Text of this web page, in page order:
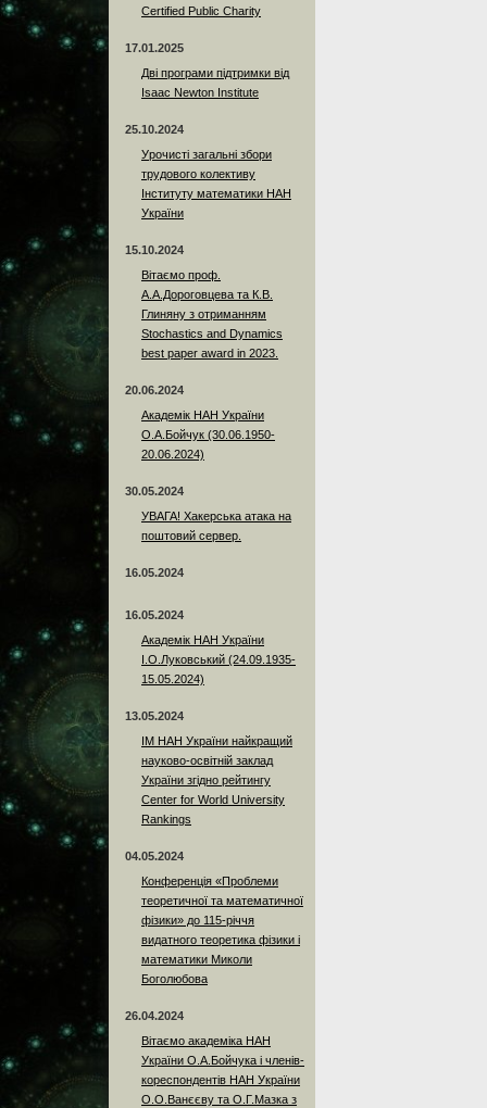
Certified Public Charity
17.01.2025
Дві програми підтримки від
Isaac Newton Institute
25.10.2024
Урочисті загальні збори
трудового колективу
Інституту математики НАН
України
15.10.2024
Вітаємо проф.
А.А.Дороговцева та К.В.
Глиняну з отриманням
Stochastics and Dynamics
best paper award in 2023.
20.06.2024
Академік НАН України
О.А.Бойчук (30.06.1950-
20.06.2024)
30.05.2024
УВАГА! Хакерська атака на
поштовий сервер.
16.05.2024
16.05.2024
Академік НАН України
І.О.Луковський (24.09.1935-
15.05.2024)
13.05.2024
ІМ НАН України найкращий
науково-освітній заклад
України згідно рейтингу
Center for World University
Rankings
04.05.2024
Конференція «Проблеми
теоретичної та математичної
фізики» до 115-річчя
видатного теоретика фізики і
математики Миколи
Боголюбова
26.04.2024
Вітаємо академіка НАН
України О.А.Бойчука і членів-
кореспондентів НАН України
О.О.Ванєєву та О.Г.Мазка з